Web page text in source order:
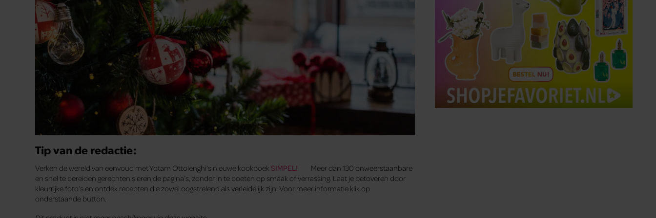
Tip van de redactie:
Verken de wereld van eenvoud met Yotam Ottolenghi’s nieuwe kookboek SIMPEL!
Meer dan 130 onweerstaanbare
en snel te bereiden gerechten sieren de pagina’s, zonder in te boeten op smaak of verrassing. Laat je betoveren door
kleurrijke foto’s en ontdek recepten die zowel oogstrelend als verleidelijk zijn. Voor meer informatie klik op
onderstaande button.